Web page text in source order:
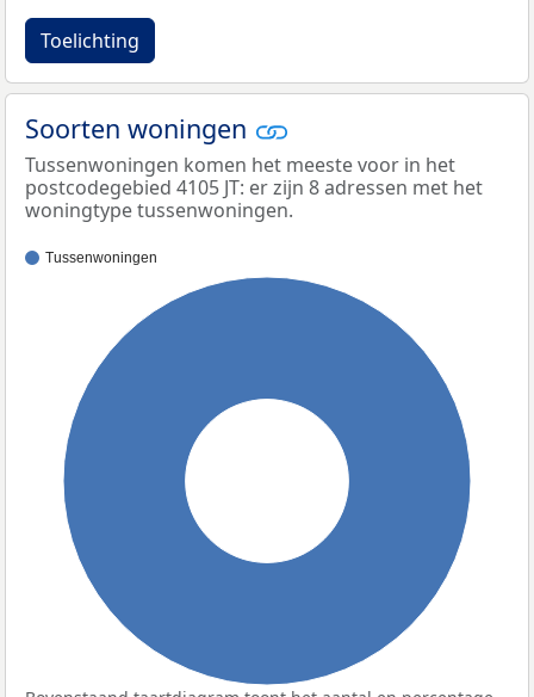
Toelichting
Soorten woningen
Tussenwoningen komen het meeste voor in het
postcodegebied 4105 JT: er zijn 8 adressen met het
woningtype tussenwoningen.
Tussenwoningen